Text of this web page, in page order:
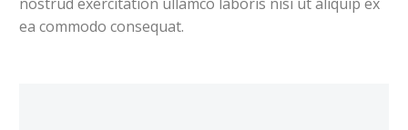
ea commodo consequat.